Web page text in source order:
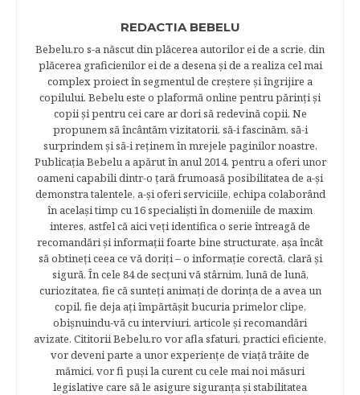
REDACTIA BEBELU
Bebelu.ro s-a născut din plăcerea autorilor ei de a scrie, din
plăcerea graficienilor ei de a desena şi de a realiza cel mai
complex proiect în segmentul de creştere şi îngrijire a
copilului. Bebelu este o plaformă online pentru părinţi şi
copii şi pentru cei care ar dori să redevină copii. Ne
propunem să încântăm vizitatorii, să-i fascinăm, să-i
surprindem şi să-i reţinem în mrejele paginilor noastre.​
Publicația Bebelu a apărut în anul 2014, pentru a oferi unor
oameni capabili dintr-o ţară frumoasă posibilitatea de a-şi
demonstra talentele, a-şi oferi serviciile, echipa colaborând
în acelaşi timp cu 16 specialişti în domeniile de maxim
interes, astfel că aici veţi identifica o serie întreagă de
recomandări şi informaţii foarte bine structurate, aşa încât
să obtineţi ceea ce vă doriţi – o informaţie corectă, clară şi
sigură. În cele 84 de secțuni vă stârnim, lună de lună,
curiozitatea, fie că sunteţi animaţi de dorinţa de a avea un
copil, fie deja aţi împărtăşit bucuria primelor clipe,
obişnuindu-vă cu interviuri, articole şi recomandări
avizate. Cititorii Bebelu.ro vor afla sfaturi, practici eficiente,
vor deveni parte a unor experienţe de viaţă trăite de
mămici, vor fi puşi la curent cu cele mai noi măsuri
legislative care să le asigure siguranţa şi stabilitatea